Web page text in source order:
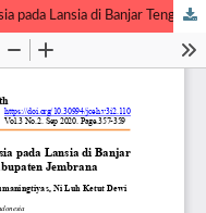
Pendidikan Kesehatan tentang Demensia pada Lansia di Banjar Tengah, Kecamatan Negara, Kabupaten Jembrana